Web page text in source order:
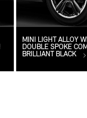
MINI LIGHT ALLOY
DOUBLE SPOKE
BRILLIANT BLACK